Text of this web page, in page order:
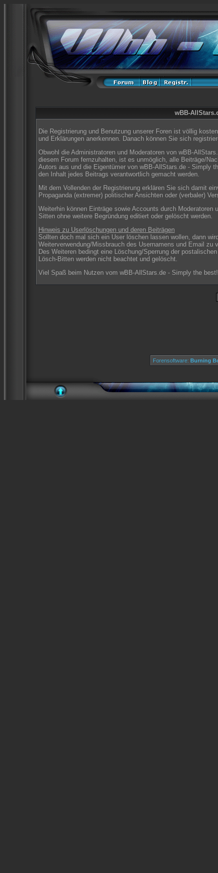
wBB-
Die Registrierung und Benutzung unserer Foren ist völlig
und Erklärungen anerkennen. Danach können Sie sich
Obwohl die Administratoren und Moderatoren von wBB-
diesem Forum fernzuhalten, ist es unmöglich, alle Beiträge/
Autors aus und die Eigentümer von wBB-AllStars.de - Simply
den Inhalt jedes Beitrags verantwortlich gemacht werden.
Mit dem Vollenden der Registrierung erklären Sie sich damit
Propaganda (extremer) politischer Ansichten oder (verbaler)
Weiterhin können Einträge sowie Accounts durch
Sitten ohne weitere Begründung editiert oder gelöscht werden.
Hinweis zu Userlöschungen und deren Beiträgen
Sollten doch mal sich ein User löschen lassen wollen, dann
Weiterverwendung/Missbrauch des Usernamens und Email zu
Des Weiteren bedingt eine Löschung/Sperrung der
Lösch-Bitten werden nicht beachtet und gelöscht.
Viel Spaß beim Nutzen vom wBB-AllStars.de - Simply the
Forensoftware: Burning